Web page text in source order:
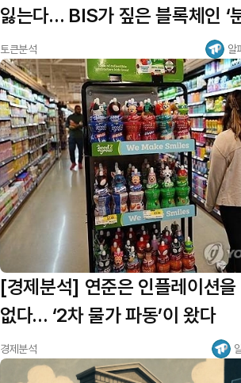
잃는다… BIS가 짚은 블록체인 ‘
경제학’
토큰분석 알
[경제분석] 연준은 인플레이션을
없다… ‘2차 물가 파동’이 왔다
경제분석